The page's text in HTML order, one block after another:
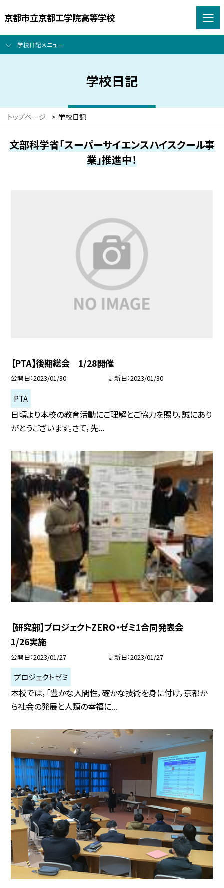
京都市立京都工学院高等学校
学校日記メニュー
学校日記
トップページ > 学校日記
文部科学省「スーパーサイエンスハイスクール事
業」推進中！
【PTA】後期総会 1/28開催
公開日 2023/01/30 更新日 2023/01/30
PTA
日頃より本校の教育活動にご理解とご協力を賜り，誠にあり
がとうございます。さて，先...
【研究部】プロジェクトZERO・ゼミ1合同発表会
1/26実施
公開日 2023/01/27 更新日 2023/01/27
プロジェクトゼミ
本校では，「豊かな人間性，確かな技術を身に付け，京都か
ら社会の発展と人類の幸福に...